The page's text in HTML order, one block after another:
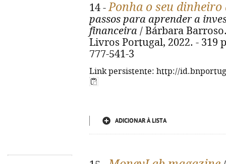
14 -Ponha o seu
passos para aprender a
financeira / Bárbara
Livros Portugal, 2022. - 319
777-541-3
Link persistente: http://
ADICIONAR À LISTA